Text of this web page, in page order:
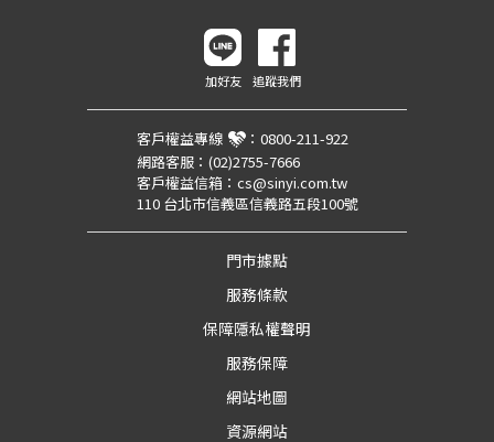
加好友 追蹤我們
客戶權益專線 ： 0800-211-922
網路客服： (02)2755-7666
客戶權益信箱： cs@sinyi.com.tw
110 台北市信義區信義路五段100號
門市據點
服務條款
保障隱私權聲明
服務保障
網站地圖
資源網站